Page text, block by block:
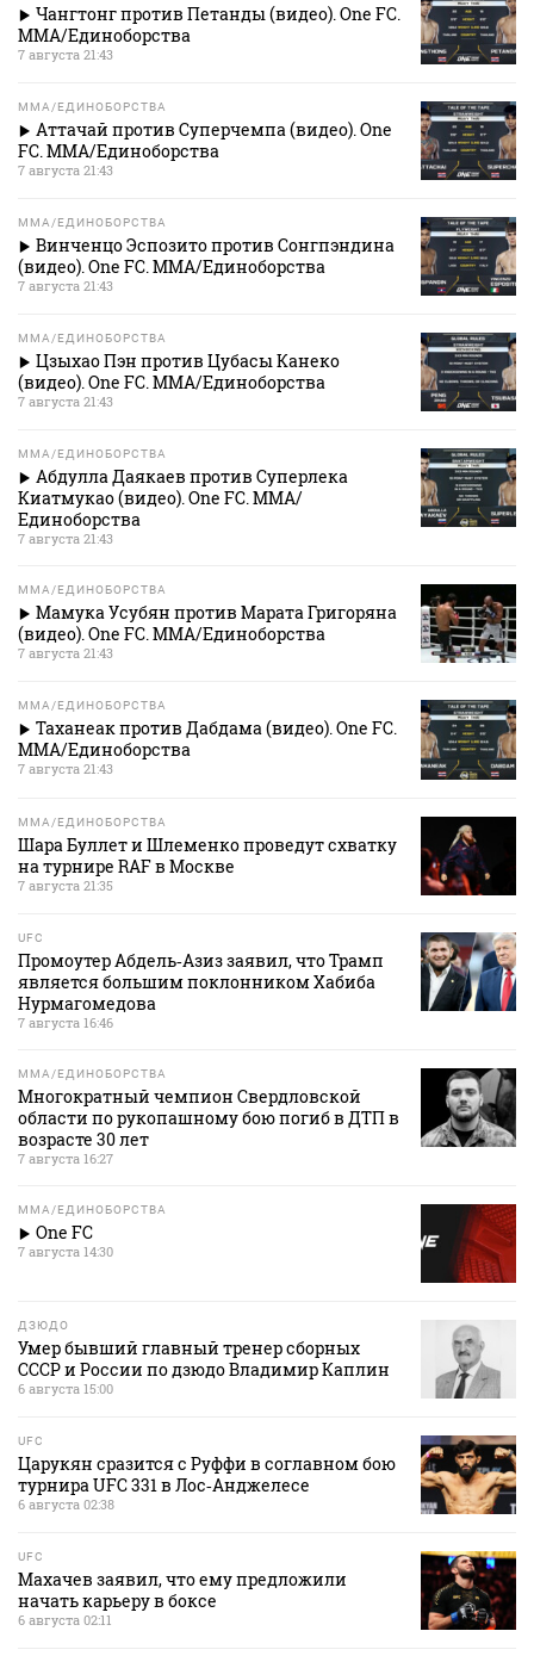
Чангтонг против Петанды (видео). One FC.
MMA/Единоборства
7 августа 21:43
MMA/ЕДИНОБОРСТВА
Аттачай против Суперчемпа (видео). One
FC. MMA/Единоборства
7 августа 21:43
MMA/ЕДИНОБОРСТВА
Винченцо Эспозито против Сонгпэндина
(видео). One FC. MMA/Единоборства
7 августа 21:43
MMA/ЕДИНОБОРСТВА
Цзыхао Пэн против Цубасы Канеко
(видео). One FC. MMA/Единоборства
7 августа 21:43
MMA/ЕДИНОБОРСТВА
Абдулла Даякаев против Суперлека
Киатмукао (видео). One FC. MMA/
Единоборства
7 августа 21:43
MMA/ЕДИНОБОРСТВА
Мамука Усубян против Марата Григоряна
(видео). One FC. MMA/Единоборства
7 августа 21:43
MMA/ЕДИНОБОРСТВА
Таханеак против Дабдама (видео). One FC.
MMA/Единоборства
7 августа 21:43
MMA/ЕДИНОБОРСТВА
Шара Буллет и Шлеменко проведут схватку
на турнире RAF в Москве
7 августа 21:35
UFC
Промоутер Абдель‑Азиз заявил, что Трамп
является большим поклонником Хабиба
Нурмагомедова
7 августа 16:46
MMA/ЕДИНОБОРСТВА
Многократный чемпион Свердловской
области по рукопашному бою погиб в ДТП в
возрасте 30 лет
7 августа 16:27
MMA/ЕДИНОБОРСТВА
One FC
7 августа 14:30
ДЗЮДО
Умер бывший главный тренер сборных
СССР и России по дзюдо Владимир Каплин
6 августа 15:00
UFC
Царукян сразится с Руффи в соглавном бою
турнира UFC 331 в Лос‑Анджелесе
6 августа 02:38
UFC
Махачев заявил, что ему предложили
начать карьеру в боксе
6 августа 02:11